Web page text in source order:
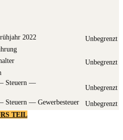
2022
Unbegrenzt
Unbegrenzt
Steu­ern —
Unbegrenzt
— Gewerbesteuer
Unbegrenzt
TEIL